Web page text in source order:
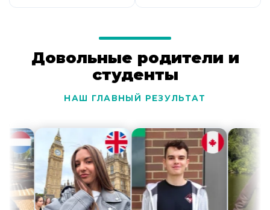
Довольные родители и
студенты
НАШ ГЛАВНЫЙ РЕЗУЛЬТАТ